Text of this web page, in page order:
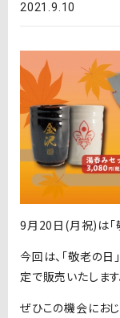
2021.9.10
9月20日(月祝)は「
今回は、「敬老の
定で販売いたします
ぜひこの機会にお